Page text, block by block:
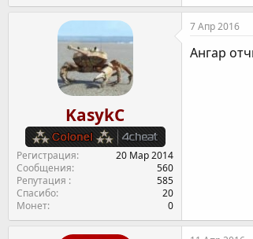
KasykC
Регистрация
20 Мар 2014
Сообщения
560
Репутация
585
Спасибо
20
Монет
0
7 Апр 2016
Ангар